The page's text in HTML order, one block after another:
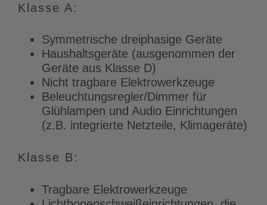
Klasse A:
Symmetrische dreiphasige Geräte
Haushaltsgeräte (ausgenommen der
Geräte aus Klasse D)
Nicht tragbare Elektrowerkzeuge
Beleuchtungsregler/Dimmer für
Glühlampen und Audio Einrichtungen
(z.B. integrierte Netzteile, Klimageräte)
Klasse B:
Tragbare Elektrowerkzeuge